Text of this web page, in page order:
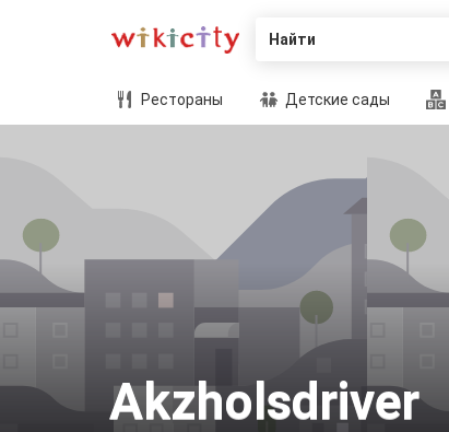
Найти
Рестораны Детские сады
Akzholsdriver